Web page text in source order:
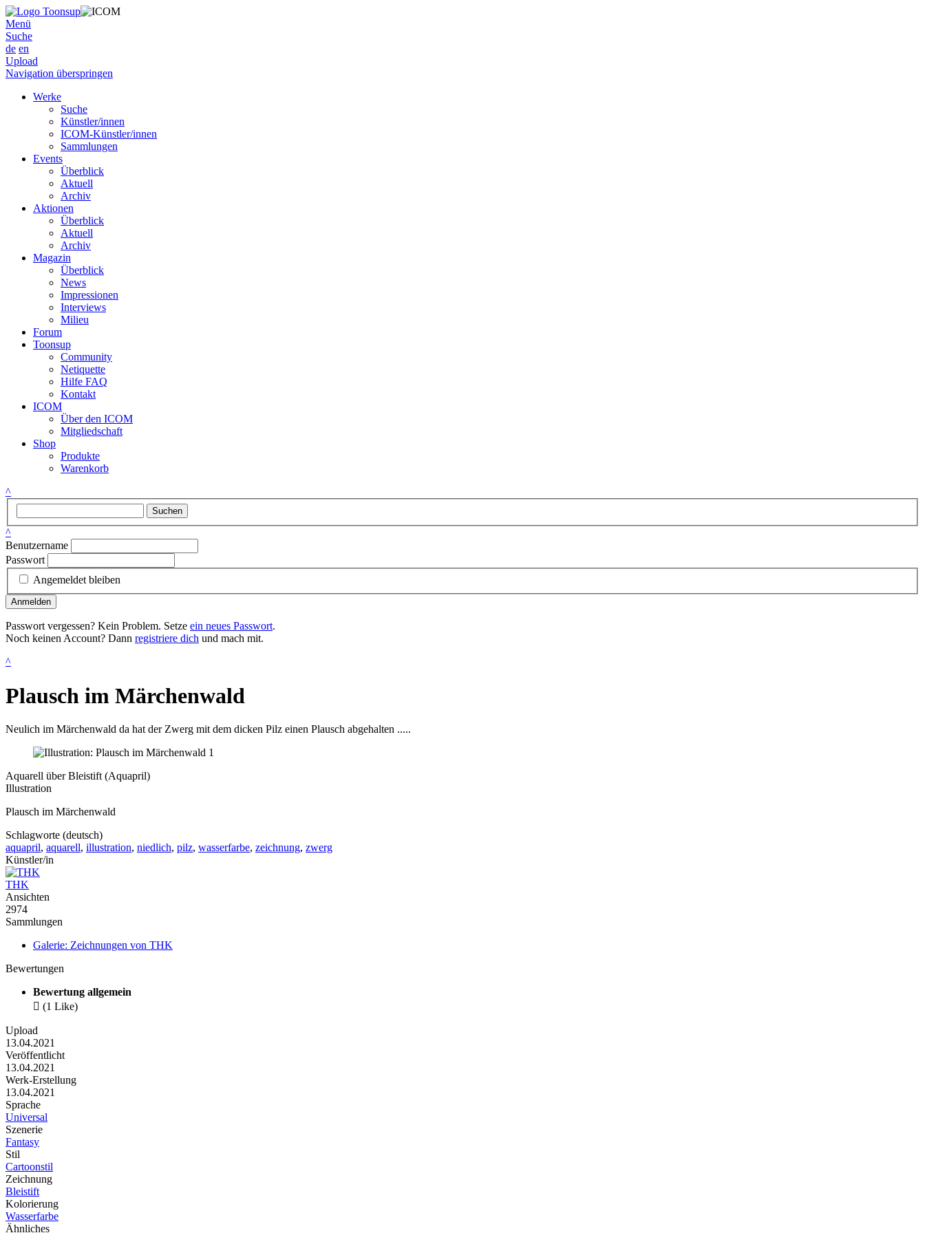
Menü
Suche
de en
Upload
Navigation überspringen
Werke
Suche
Künstler/innen
ICOM-Künstler/innen
Sammlungen
Events
Überblick
Aktuell
Archiv
Aktionen
Überblick
Aktuell
Archiv
Magazin
Überblick
News
Impressionen
Interviews
Milieu
Forum
Toonsup
Community
Netiquette
Hilfe FAQ
Kontakt
ICOM
Über den ICOM
Mitgliedschaft
Shop
Produkte
Warenkorb
^
Suchen
^
Benutzername
Passwort
Angemeldet bleiben
Anmelden
Passwort vergessen? Kein Problem. Setze ein neues Passwort.
Noch keinen Account? Dann registriere dich und mach mit.
^
Plausch im Märchenwald
Neulich im Märchenwald da hat der Zwerg mit dem dicken Pilz einen Plausch abgehalten .....
Aquarell über Bleistift (Aquapril)
Illustration
Plausch im Märchenwald
Schlagworte (deutsch)
aquapril, aquarell, illustration, niedlich, pilz, wasserfarbe, zeichnung, zwerg
Künstler/in
THK
Ansichten
2974
Sammlungen
Galerie: Zeichnungen von THK
Bewertungen
Bewertung allgemein
 (1 Like)
Upload
13.04.2021
Veröffentlicht
13.04.2021
Werk-Erstellung
13.04.2021
Sprache
Universal
Szenerie
Fantasy
Stil
Cartoonstil
Zeichnung
Bleistift
Kolorierung
Wasserfarbe
Ähnliches